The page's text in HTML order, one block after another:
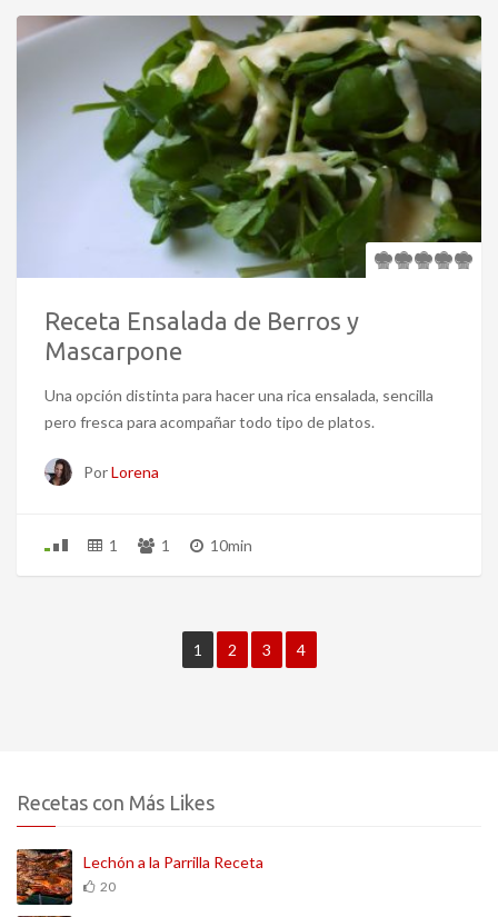
Receta Ensalada de Berros y
Mascarpone
Una opción distinta para hacer una rica ensalada, sencilla
pero fresca para acompañar todo tipo de platos.
PorLorena
1 1 10min
1 2 3 4
Recetas con Más Likes
Lechón a la Parrilla Receta
20